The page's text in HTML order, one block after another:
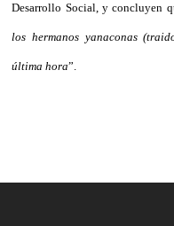
Desarrollo Social, y concluyen
los hermanos yanaconas
última hora”.